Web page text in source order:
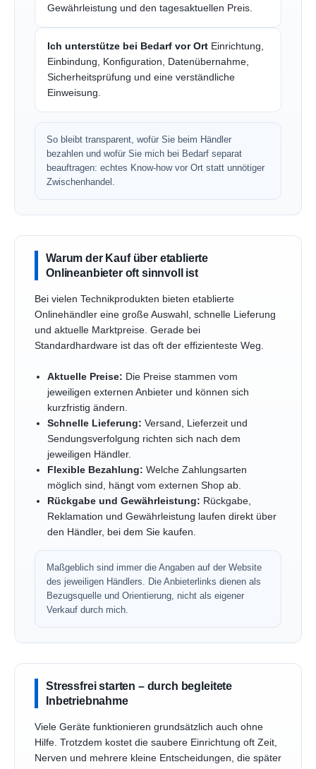
Gewährleistung und den tagesaktuellen Preis.
Ich unterstütze bei Bedarf vor Ort Einrichtung,
Einbindung, Konfiguration, Datenübernahme,
Sicherheitsprüfung und eine verständliche
Einweisung.
So bleibt transparent, wofür Sie beim Händler
bezahlen und wofür Sie mich bei Bedarf separat
beauftragen: echtes Know-how vor Ort statt unnötiger
Zwischenhandel.
Warum der Kauf über etablierte
Onlineanbieter oft sinnvoll ist
Bei vielen Technikprodukten bieten etablierte
Onlinehändler eine große Auswahl, schnelle Lieferung
und aktuelle Marktpreise. Gerade bei
Standardhardware ist das oft der effizienteste Weg.
Aktuelle Preise: Die Preise stammen vom
jeweiligen externen Anbieter und können sich
kurzfristig ändern.
Schnelle Lieferung: Versand, Lieferzeit und
Sendungsverfolgung richten sich nach dem
jeweiligen Händler.
Flexible Bezahlung: Welche Zahlungsarten
möglich sind, hängt vom externen Shop ab.
Rückgabe und Gewährleistung: Rückgabe,
Reklamation und Gewährleistung laufen direkt über
den Händler, bei dem Sie kaufen.
Maßgeblich sind immer die Angaben auf der Website
des jeweiligen Händlers. Die Anbieterlinks dienen als
Bezugsquelle und Orientierung, nicht als eigener
Verkauf durch mich.
Stressfrei starten – durch begleitete
Inbetriebnahme
Viele Geräte funktionieren grundsätzlich auch ohne
Hilfe. Trotzdem kostet die saubere Einrichtung oft Zeit,
Nerven und mehrere kleine Entscheidungen, die später